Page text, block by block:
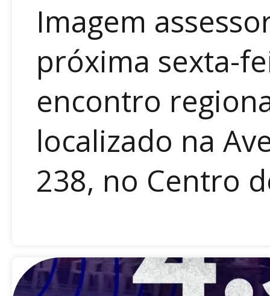
Imagem
próxima sexta-
encontro
localizado na
238, no Centro